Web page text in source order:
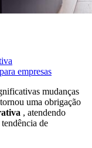
empresas
mudanças
uma obrigação
, atendendo
de